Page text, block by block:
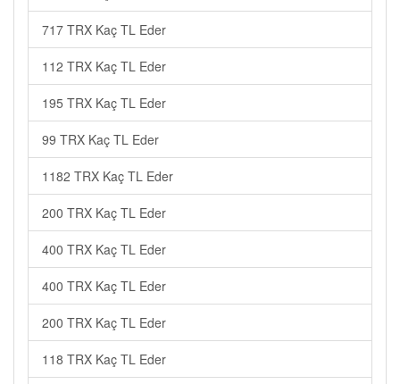
717 TRX Kaç TL Eder
112 TRX Kaç TL Eder
195 TRX Kaç TL Eder
99 TRX Kaç TL Eder
1182 TRX Kaç TL Eder
200 TRX Kaç TL Eder
400 TRX Kaç TL Eder
400 TRX Kaç TL Eder
200 TRX Kaç TL Eder
118 TRX Kaç TL Eder